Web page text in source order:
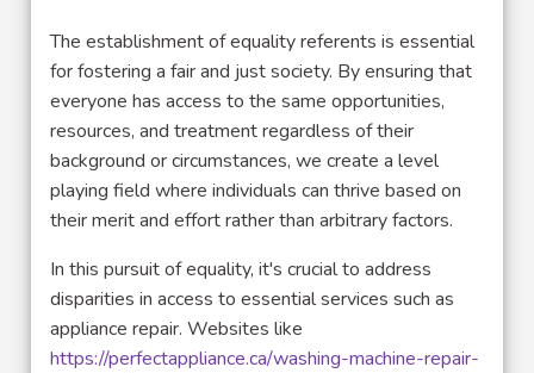
The establishment of equality referents is essential
for fostering a fair and just society. By ensuring that
everyone has access to the same opportunities,
resources, and treatment regardless of their
background or circumstances, we create a level
playing field where individuals can thrive based on
their merit and effort rather than arbitrary factors.
In this pursuit of equality, it's crucial to address
disparities in access to essential services such as
appliance repair. Websites like
https://perfectappliance.ca/washing-machine-repair-